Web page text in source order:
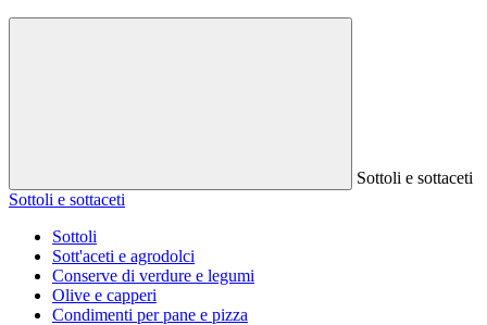
Sottoli e sottaceti
Sottoli e sottaceti
Sottoli
Sott'aceti e agrodolci
Conserve di verdure e legumi
Olive e capperi
Condimenti per pane e pizza